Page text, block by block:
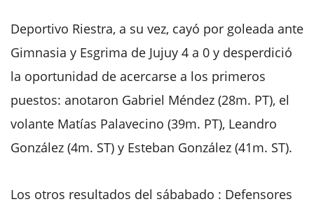
Deportivo Riestra, a su vez, cayó por goleada ante
Gimnasia y Esgrima de Jujuy 4 a 0 y desperdició
la oportunidad de acercarse a los primeros
puestos: anotaron Gabriel Méndez (28m. PT), el
volante Matías Palavecino (39m. PT), Leandro
González (4m. ST) y Esteban González (41m. ST).
Los otros resultados del sábabado : Defensores